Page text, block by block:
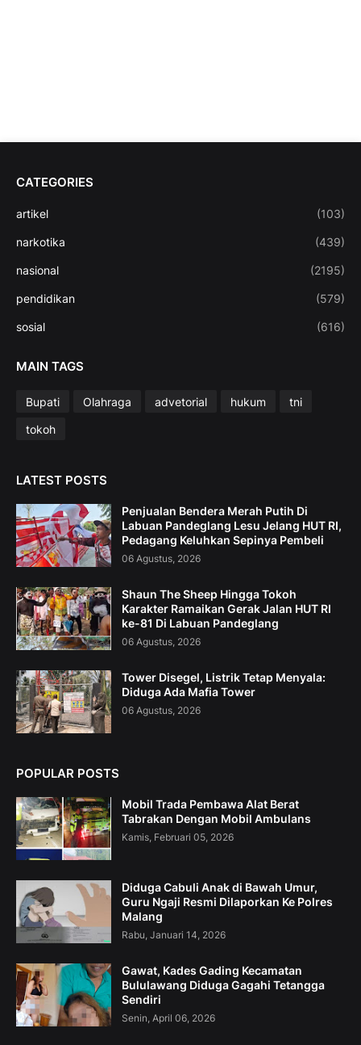
CATEGORIES
artikel (103)
narkotika (439)
nasional (2195)
pendidikan (579)
sosial (616)
MAIN TAGS
Bupati Olahraga advetorial hukum
tni
tokoh
LATEST POSTS
Penjualan Bendera Merah Putih Di
Labuan Pandeglang Lesu Jelang HUT RI,
Pedagang Keluhkan Sepinya Pembeli
06 Agustus, 2026
Shaun The Sheep Hingga Tokoh
Karakter Ramaikan Gerak Jalan HUT RI
ke-81 Di Labuan Pandeglang
06 Agustus, 2026
Tower Disegel, Listrik Tetap Menyala:
Diduga Ada Mafia Tower
06 Agustus, 2026
POPULAR POSTS
Mobil Trada Pembawa Alat Berat
Tabrakan Dengan Mobil Ambulans
Kamis, Februari 05, 2026
Diduga Cabuli Anak di Bawah Umur,
Guru Ngaji Resmi Dilaporkan Ke Polres
Malang
Rabu, Januari 14, 2026
Gawat, Kades Gading Kecamatan
Bululawang Diduga Gagahi Tetangga
Sendiri
Senin, April 06, 2026